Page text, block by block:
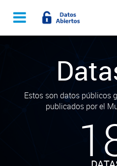
Estos son datos públicos
publicados por el